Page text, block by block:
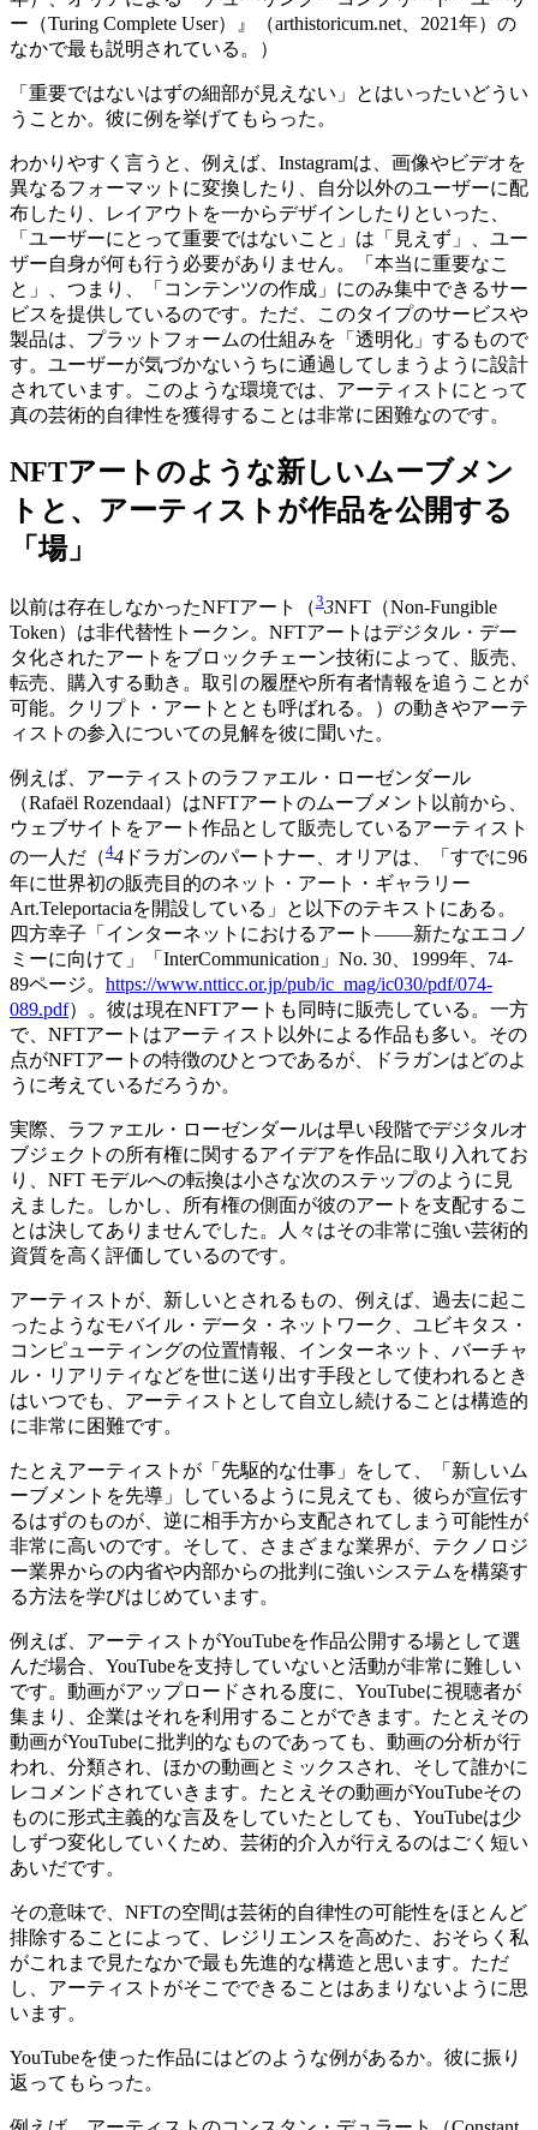
ー（Turing Complete User）』（arthistoricum.net、2021年）の
なかで最も説明されている。
）
「重要ではないはずの細部が見えない」とはいったいどうい
うことか。彼に例を挙げてもらった。
わかりやすく言うと、例えば、Instagramは、画像やビデオを
異なるフォーマットに変換したり、自分以外のユーザーに配
布したり、レイアウトを一からデザインしたりといった、
「ユーザーにとって重要ではないこと」は「見えず」、ユー
ザー自身が何も行う必要がありません。「本当に重要なこ
と」、つまり、「コンテンツの作成」にのみ集中できるサー
ビスを提供しているのです。ただ、このタイプのサービスや
製品は、プラットフォームの仕組みを「透明化」するもので
す。ユーザーが気づかないうちに通過してしまうように設計
されています。このような環境では、アーティストにとって
真の芸術的自律性を獲得することは非常に困難なのです。
NFTアートのような新しいムーブメン
トと、アーティストが作品を公開する
「場」
以前は存在しなかったNFTアート（33NFT（Non-Fungible
Token）は非代替性トークン。NFTアートはデジタル・デー
タ化されたアートをブロックチェーン技術によって、販売、
転売、購入する動き。取引の履歴や所有者情報を追うことが
可能。クリプト・アートととも呼ばれる。
）の動きやアーテ
ィストの参入についての見解を彼に聞いた。
例えば、アーティストのラファエル・ローゼンダール
（Rafaël Rozendaal）はNFTアートのムーブメント以前から、
ウェブサイトをアート作品として販売しているアーティスト
の一人だ（44 ドラガンのパートナー、オリアは、「すでに96
年に世界初の販売目的のネット・アート・ギャラリー
Art.Teleportaciaを開設している」と以下のテキストにある。
四方幸子「インターネットにおけるアート――新たなエコノ
ミーに向けて」「InterCommunication」No. 30、1999年、74-
89ページ。 https://www.ntticc.or.jp/pub/ic_mag/ic030/pdf/074-
089.pdf）。彼は現在NFTアートも同時に販売している。一方
で、NFTアートはアーティスト以外による作品も多い。その
点がNFTアートの特徴のひとつであるが、ドラガンはどのよ
うに考えているだろうか。
実際、ラファエル・ローゼンダールは早い段階でデジタルオ
ブジェクトの所有権に関するアイデアを作品に取り入れてお
り、NFT モデルへの転換は小さな次のステップのように見
えました。しかし、所有権の側面が彼のアートを支配するこ
とは決してありませんでした。人々はその非常に強い芸術的
資質を高く評価しているのです。
アーティストが、新しいとされるもの、例えば、過去に起こ
ったようなモバイル・データ・ネットワーク、ユビキタス・
コンピューティングの位置情報、インターネット、バーチャ
ル・リアリティなどを世に送り出す手段として使われるとき
はいつでも、アーティストとして自立し続けることは構造的
に非常に困難です。
たとえアーティストが「先駆的な仕事」をして、「新しいム
ーブメントを先導」しているように見えても、彼らが宣伝す
るはずのものが、逆に相手方から支配されてしまう可能性が
非常に高いのです。そして、さまざまな業界が、テクノロジ
ー業界からの内省や内部からの批判に強いシステムを構築す
る方法を学びはじめています。
例えば、アーティストがYouTubeを作品公開する場として選
んだ場合、YouTubeを支持していないと活動が非常に難しい
です。動画がアップロードされる度に、YouTubeに視聴者が
集まり、企業はそれを利用することができます。たとえその
動画がYouTubeに批判的なものであっても、動画の分析が行
われ、分類され、ほかの動画とミックスされ、そして誰かに
レコメンドされていきます。たとえその動画がYouTubeその
ものに形式主義的な言及をしていたとしても、YouTubeは少
しずつ変化していくため、芸術的介入が行えるのはごく短い
あいだです。
その意味で、NFTの空間は芸術的自律性の可能性をほとんど
排除することによって、レジリエンスを高めた、おそらく私
がこれまで見たなかで最も先進的な構造と思います。ただ
し、アーティストがそこでできることはあまりないように思
います。
YouTubeを使った作品にはどのような例があるか。彼に振り
返ってもらった。